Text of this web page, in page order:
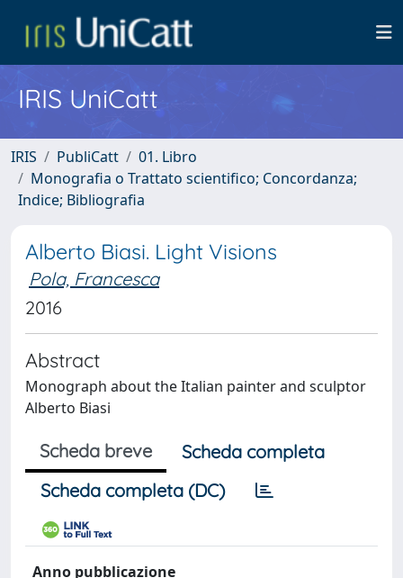
IRIS UniCatt
IRIS PubliCatt
01. Libro
Monografia o Trattato scientifico; Concordanza;
Indice; Bibliografia
Alberto Biasi. Light Visions
Pola, Francesca
2016
Abstract
Monograph about the Italian painter and sculptor
Alberto Biasi
Scheda breve
Scheda completa
Scheda completa (DC)
Anno pubblicazione